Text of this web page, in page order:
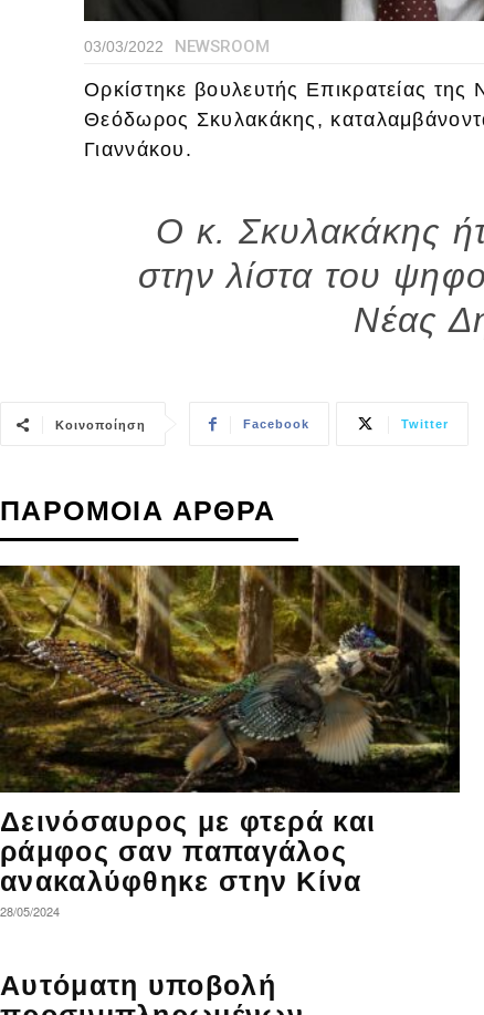
03/03/2022 NEWSROOM
Ορκίστηκε βουλευτής Επικρατείας
Θεόδωρος Σκυλακάκης,
Γιαννάκου.
Ο κ. Σκυλακάκης
στην λίστα του
Νέας
Κοινοποίηση Facebook Twitter
ΠΑΡΟΜΟΙΑ ΑΡΘΡΑ
Δεινόσαυρος με φτερά και
ράμφος σαν παπαγάλος
ανακαλύφθηκε στην Κίνα
28/05/2024
Αυτόματη υποβολή